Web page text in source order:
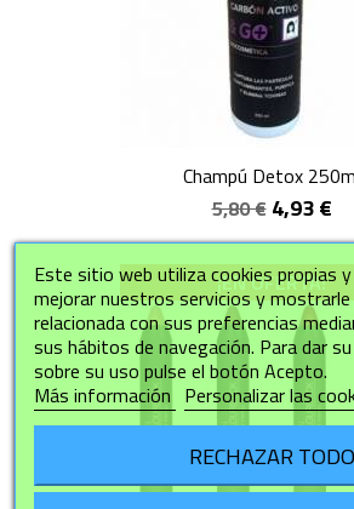
Champú Detox
5,80 € 4,93 €
¡EN OFERTA!
Este sitio web utiliza cookies propias
mejorar nuestros servicios y mostrarle
relacionada con sus preferencias
sus hábitos de navegación. Para dar
sobre su uso pulse el botón Acepto.
Más información Personalizar las
RECHAZAR TODO